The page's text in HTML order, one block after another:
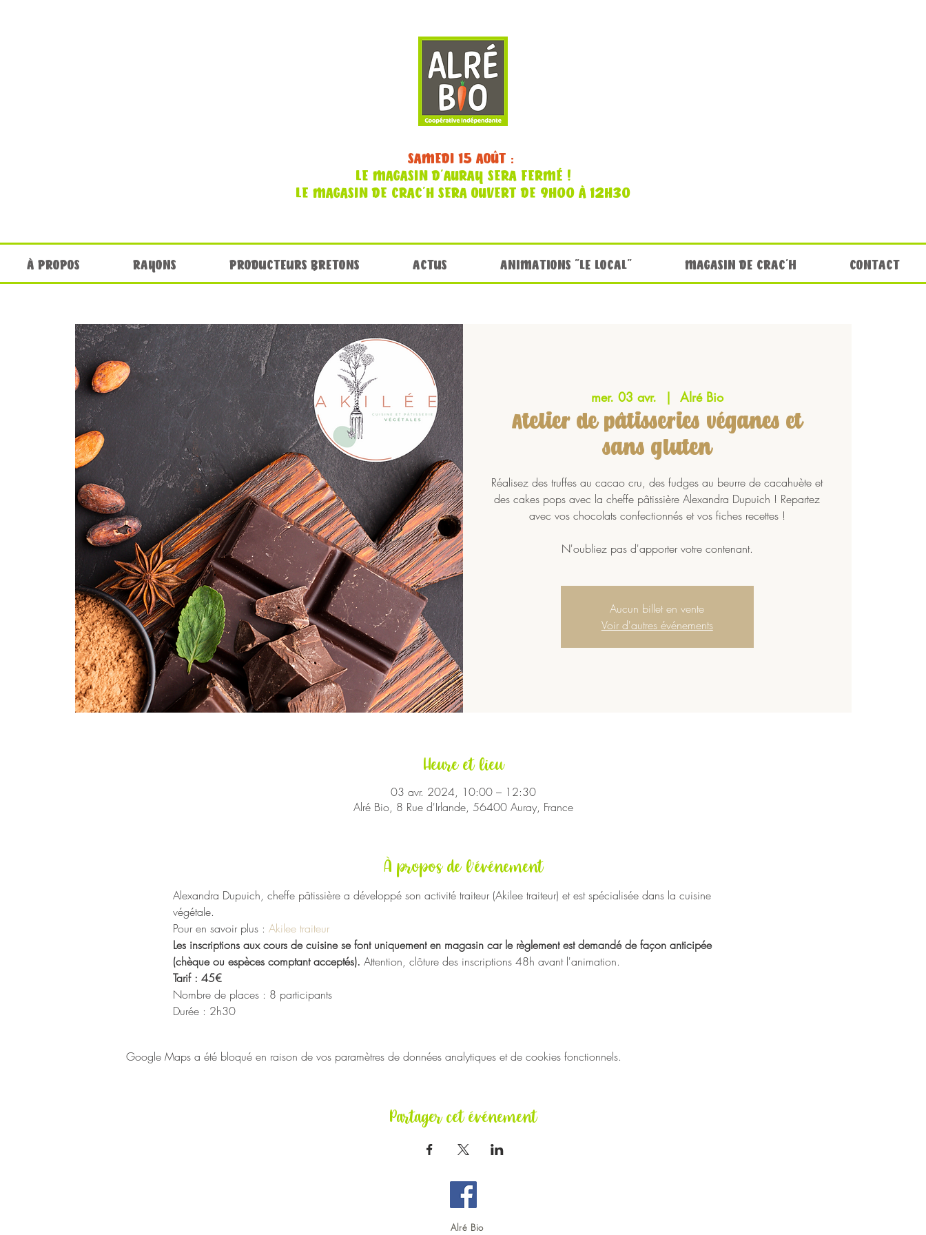
SAMEDI 15 AOÛT :
LE MAGASIN D'AURAY SERA FERMÉ !
LE MAGASIN DE CRAC'H SERA OUVERT DE 9H00 À 12H30
À PROPOS RAYONS PRODUCTEURS BRETONS ACTUS ANIMATIONS "LE LOCAL" MAGASIN DE CRAC'H CONTACT
mer. 03 avr.
  |
Alré Bio
Atelier de pâtisseries véganes et
sans gluten
Réalisez des truffes au cacao cru, des fudges au beurre de cacahuète et
des cakes pops avec la cheffe pâtissière Alexandra Dupuich ! Repartez
avec vos chocolats confectionnés et vos fiches recettes !
N'oubliez pas d'apporter votre contenant.
Aucun billet en vente
Voir d'autres événements
Heure et lieu
03 avr. 2024, 10:00 – 12:30
Alré Bio, 8 Rue d'Irlande, 56400 Auray, France
À propos de l'événement
Alexandra Dupuich, cheffe pâtissière a développé son activité traiteur (Akilee traiteur) et est spécialisée dans la cuisine
végétale.
Pour en savoir plus : Akilee traiteur
Les inscriptions aux cours de cuisine se font uniquement en magasin car le règlement est demandé de façon anticipée
(chèque ou espèces comptant acceptés). Attention, clôture des inscriptions 48h avant l'animation.
Tarif : 45€
Nombre de places : 8 participants
Durée : 2h30
Google Maps a été bloqué en raison de vos paramètres de données analytiques et de cookies fonctionnels.
Partager cet événement
Alré Bio